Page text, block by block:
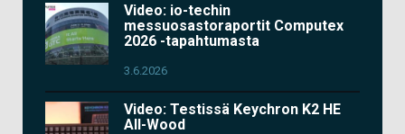
Video: io-techin
messuosastoraportit Computex
2026 -tapahtumasta
3.6.2026
Video: Testissä Keychron K2 HE
All-Wood